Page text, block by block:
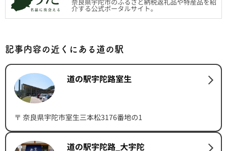
介する公式ポータルサイト。
記事内容の近くにある道の駅
道の駅宇陀路室生
〒 奈良県宇陀市室生三本松3176番地の1
道の駅宇陀路_大宇陀